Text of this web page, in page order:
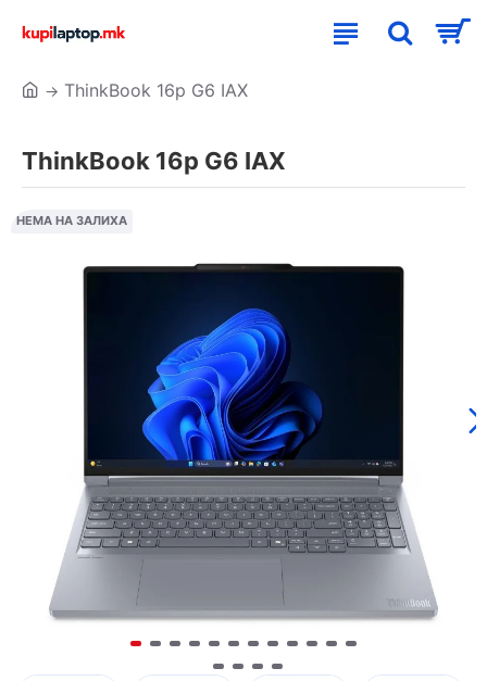
ThinkBook 16p G6 IAX
ThinkBook 16p G6 IAX
НЕМА НА ЗАЛИХА